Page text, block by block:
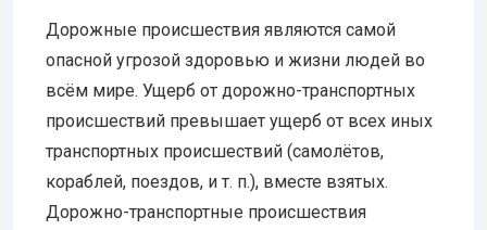
Дорожные происшествия являются самой
опасной угрозой здоровью и жизни людей во
всём мире. Ущерб от дорожно-транспортных
происшествий превышает ущерб от всех иных
транспортных происшествий (самолётов,
кораблей, поездов, и т. п.), вместе взятых.
Дорожно-транспортные происшествия